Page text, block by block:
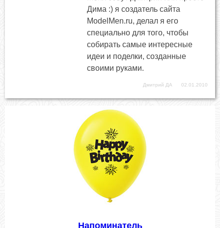
Дима :) я создатель сайта
ModelMen.ru, делал я его
специально для того, чтобы
собирать самые интересные
идеи и поделки, созданные
своими руками.
Дмитрий ДА 02.01.2010
Напоминатель